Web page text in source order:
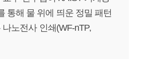
통해 물 위에 띄운 정밀 패턴
노전사 인쇄(WF-nTP,